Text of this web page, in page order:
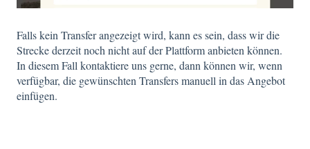
Falls kein Transfer angezeigt wird, kann es sein, dass wir die
Strecke derzeit noch nicht auf der Plattform anbieten können.
In diesem Fall kontaktiere uns gerne, dann können wir, wenn
verfügbar, die gewünschten Transfers manuell in das Angebot
einfügen.